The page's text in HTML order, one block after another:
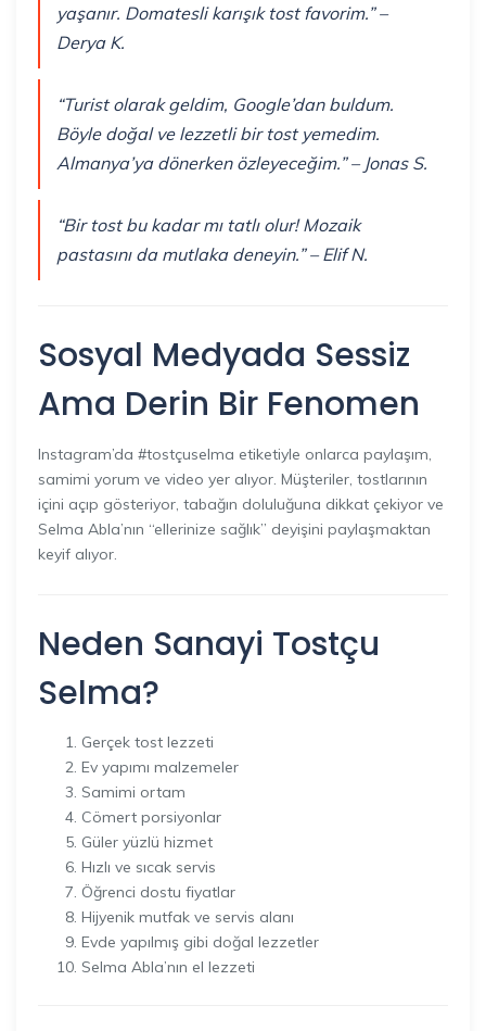
yaşanır. Domatesli karışık tost favorim.” –
Derya K.
“Turist olarak geldim, Google’dan buldum.
Böyle doğal ve lezzetli bir tost yemedim.
Almanya’ya dönerken özleyeceğim.” – Jonas S.
“Bir tost bu kadar mı tatlı olur! Mozaik
pastasını da mutlaka deneyin.” – Elif N.
Sosyal Medyada Sessiz
Ama Derin Bir Fenomen
Instagram’da #tostçuselma etiketiyle onlarca paylaşım,
samimi yorum ve video yer alıyor. Müşteriler, tostlarının
içini açıp gösteriyor, tabağın doluluğuna dikkat çekiyor ve
Selma Abla’nın “ellerinize sağlık” deyişini paylaşmaktan
keyif alıyor.
Neden Sanayi Tostçu
Selma?
Gerçek tost lezzeti
Ev yapımı malzemeler
Samimi ortam
Cömert porsiyonlar
Güler yüzlü hizmet
Hızlı ve sıcak servis
Öğrenci dostu fiyatlar
Hijyenik mutfak ve servis alanı
Evde yapılmış gibi doğal lezzetler
Selma Abla’nın el lezzeti